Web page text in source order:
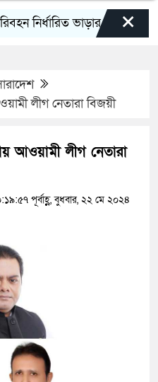
ভাড়ার চেয়েও কম×
লীগ নেতারা বিজয়ী
আওয়ামী লীগ নেতারা
পূর্বাহ্ণ, বুধবার, ২২ মে ২০২৪